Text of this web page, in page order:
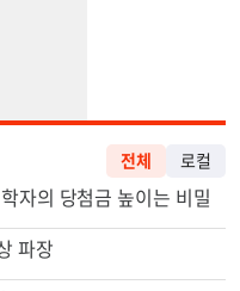
자의 당첨금 높이는 비밀